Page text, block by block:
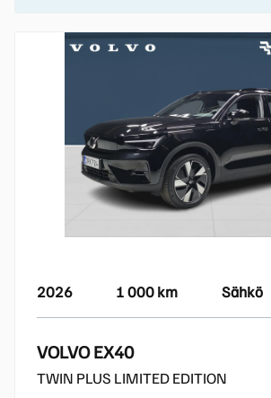
2026 1 000 km Sähkö
VOLVO EX40
TWIN PLUS LIMITED EDITION